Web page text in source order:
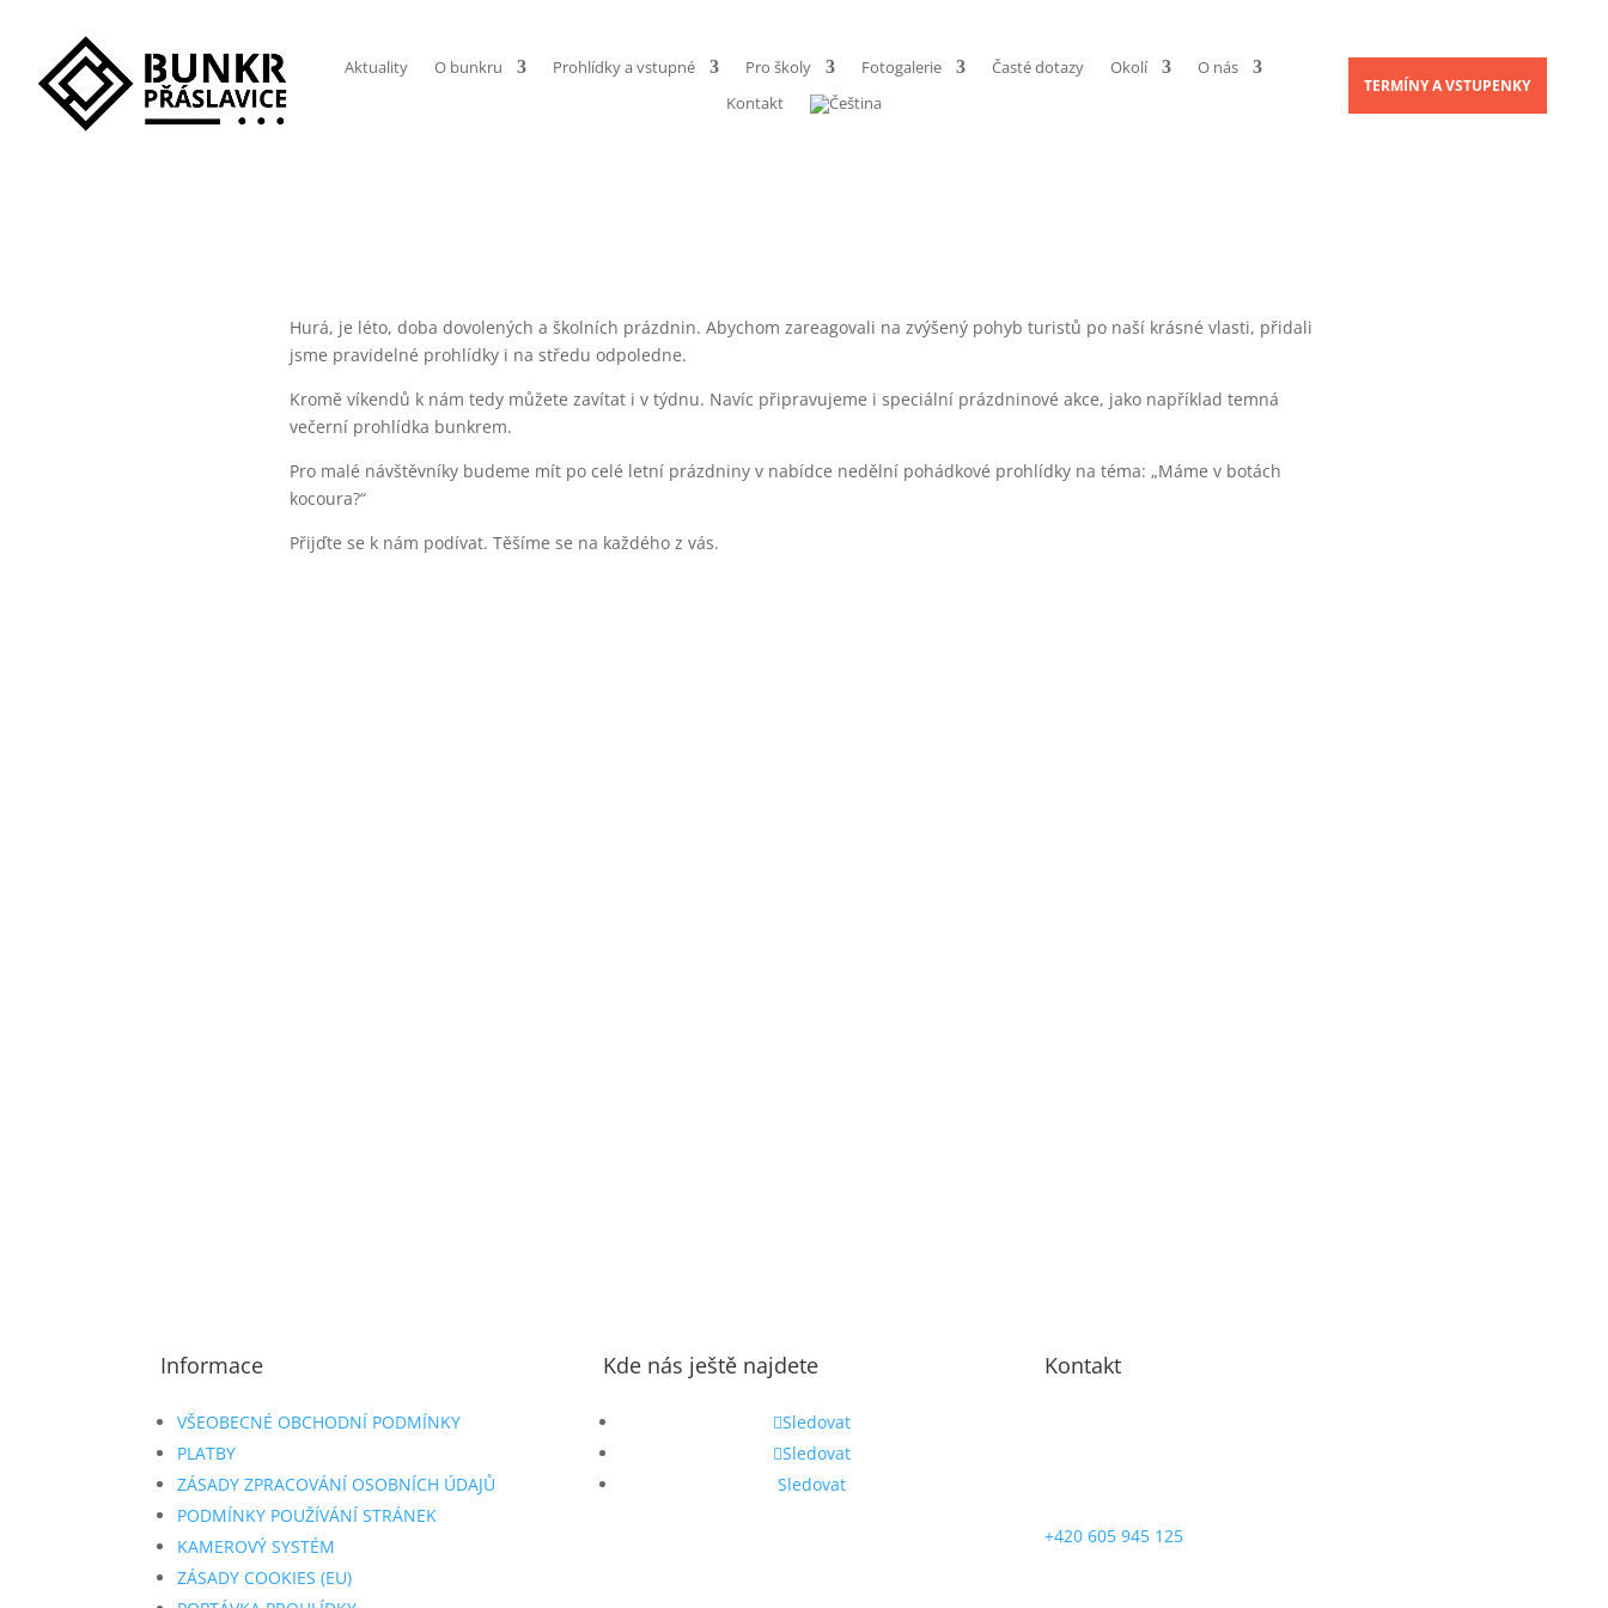
Aktuality O bunkru Prohlídky a vstupné Pro školy Fotogalerie Časté dotazy Okolí
O nás
Kontakt
TERMÍNY A VSTUPENKY
Hurá, je léto, doba dovolených a školních prázdnin. Abychom zareagovali na zvýšený pohyb turistů po naší krásné vlasti, přidali
jsme pravidelné prohlídky i na středu odpoledne.
Kromě víkendů k nám tedy můžete zavítat i v týdnu. Navíc připravujeme i speciální prázdninové akce, jako například temná
večerní prohlídka bunkrem.
Pro malé návštěvníky budeme mít po celé letní prázdniny v nabídce nedělní pohádkové prohlídky na téma: „Máme v botách
kocoura?“
Přijďte se k nám podívat. Těšíme se na každého z vás.
Informace
VŠEOBECNÉ OBCHODNÍ PODMÍNKY
PLATBY
ZÁSADY ZPRACOVÁNÍ OSOBNÍCH ÚDAJŮ
PODMÍNKY POUŽÍVÁNÍ STRÁNEK
KAMEROVÝ SYSTÉM
ZÁSADY COOKIES (EU)
Kde nás ještě najdete
Sledovat
Sledovat
Sledovat
Kontakt
+420 605 945 125